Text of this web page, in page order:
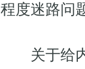
程度迷路问
关于给内